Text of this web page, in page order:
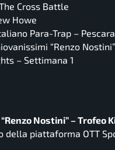
Cross Battle
Howe
Para-Trap –
“Renzo
– Settimana 1
Nostini” – Trofeo
della piattaforma OTT